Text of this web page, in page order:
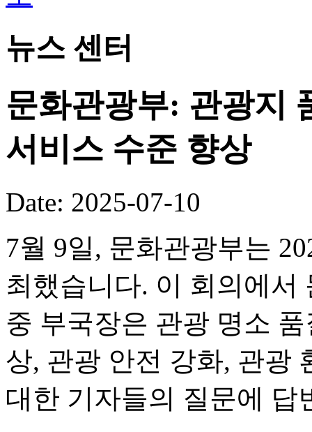
뉴스 센터
문화관광부: 관광지
서비스 수준 향상
Date: 2025-07-10
7월 9일, 문화관광부는
최했습니다. 이 회의에
중 부국장은 관광 명소
상, 관광 안전 강화, 관광
대한 기자들의 질문에 답